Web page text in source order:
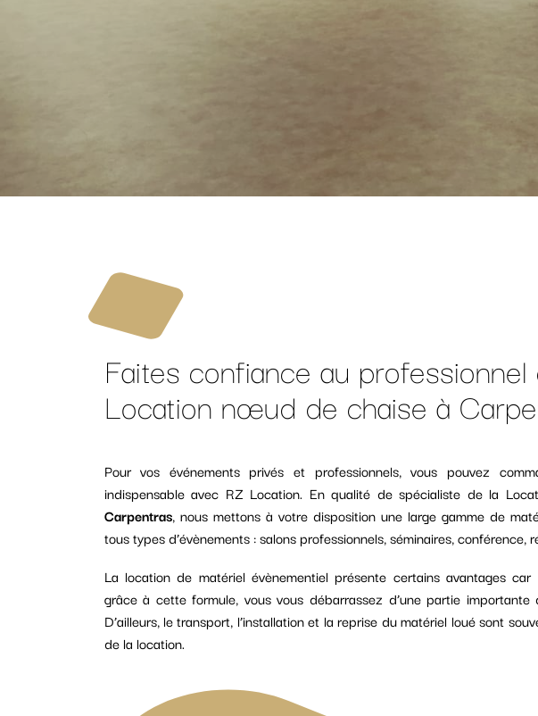
Faites confiance au professionnel
Location nœud de chaise à
Pour vos événements privés et professionnels, vous pouvez
indispensable avec RZ Location. En qualité de spécialiste de la
Carpentras, nous mettons à votre disposition une large gamme de
tous types d’évènements : salons professionnels, séminaires, conférence,
La location de matériel évènementiel présente certains avantages
grâce à cette formule, vous vous débarrassez d’une partie
D’ailleurs, le transport, l’installation et la reprise du matériel loué sont
de la location.